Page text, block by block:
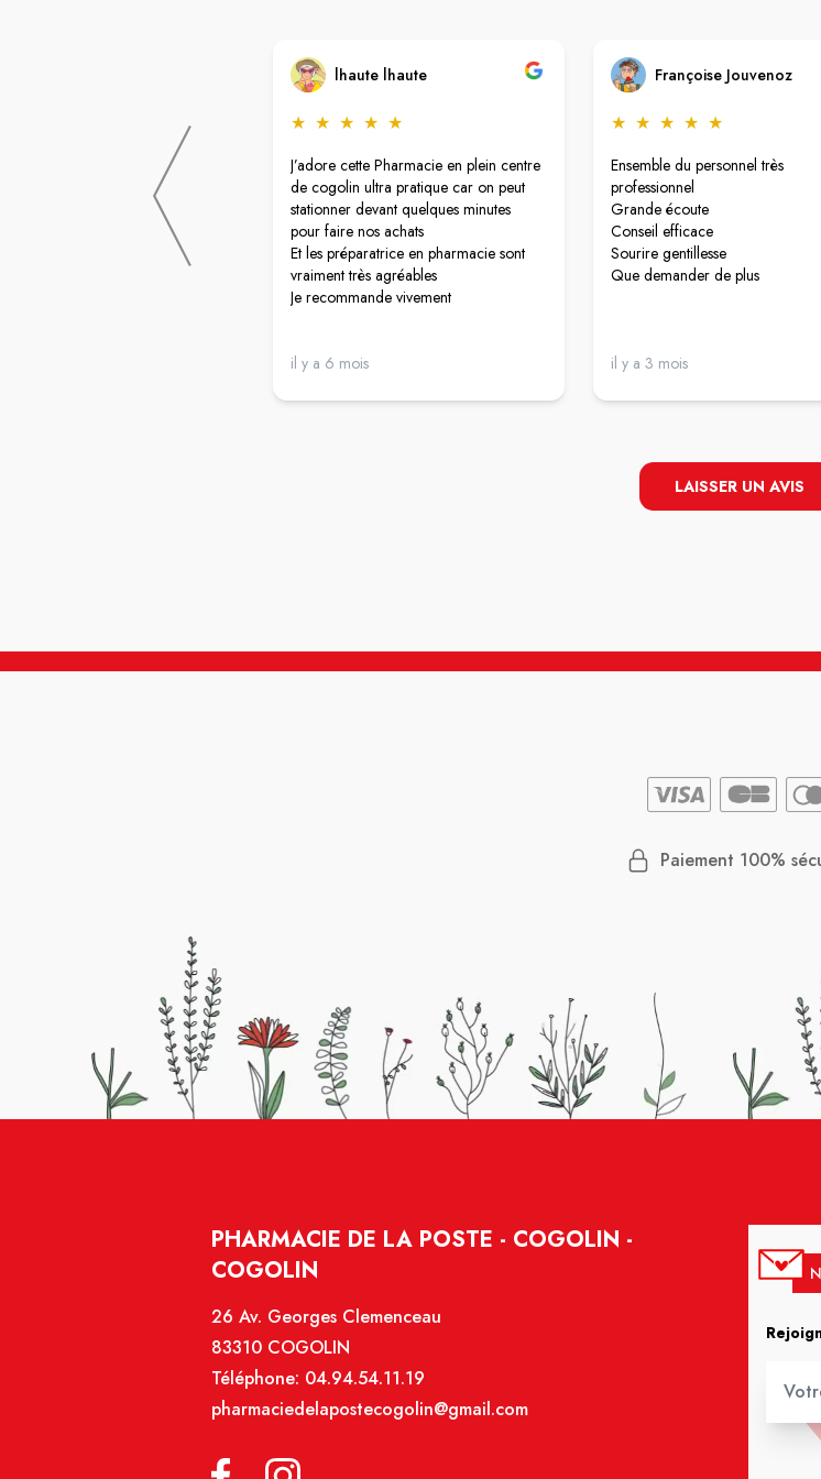
lhaute lhaute
★ ★ ★ ★ ★
J’adore cette Pharmacie en plein centre
de cogolin ultra pratique car on peut
stationner devant quelques minutes
pour faire nos achats
Et les préparatrice en pharmacie sont
vraiment très agréables
Je recommande vivement
il y a 6 mois
Françoise Jouvenoz
★ ★ ★ ★ ★
Ensemble du personnel très
professionnel
Grande écoute
Conseil efficace
Sourire gentillesse
Que demander de plus
il y a 3 mois
LAISSER UN AVIS
Paiement 100%
PHARMACIE DE LA POSTE - COGOLIN -
COGOLIN
26 Av. Georges Clemenceau
83310 COGOLIN
Téléphone: 04.94.54.11.19
pharmaciedelapostecogolin@gmail.com